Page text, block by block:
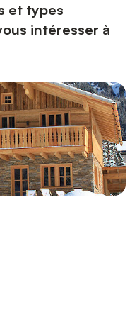
et types
intéresser à